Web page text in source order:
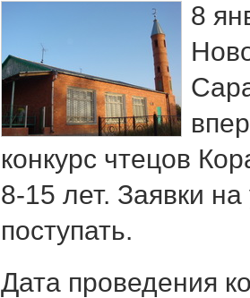
8
конкурс чтецов
8-15 лет. Заявки
поступать.
Дата проведения